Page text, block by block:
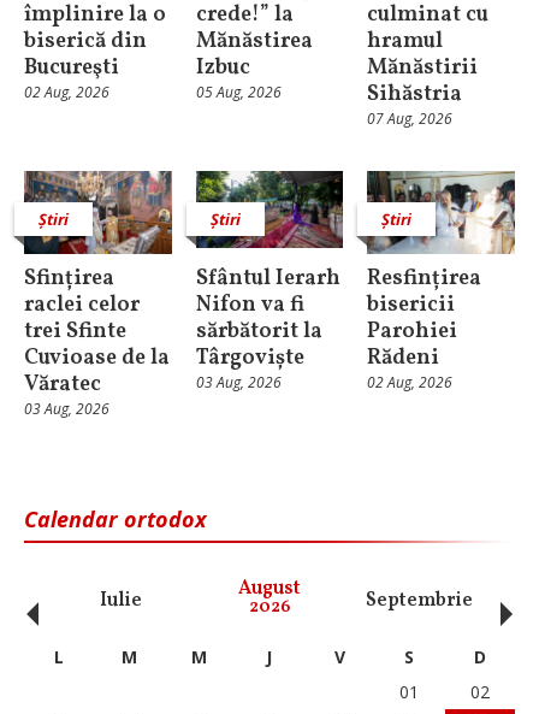
împlinire la o
biserică din
Bucureşti
02 Aug, 2026
crede!” la
Mănăstirea
Izbuc
05 Aug, 2026
culminat cu
hramul
Mănăstirii
Sihăstria
07 Aug, 2026
Știri
Sfințirea
raclei celor
trei Sfinte
Cuvioase de la
Văratec
03 Aug, 2026
Știri
Sfântul Ierarh
Nifon va fi
sărbătorit la
Târgoviște
03 Aug, 2026
Știri
Resfințirea
bisericii
Parohiei
Rădeni
02 Aug, 2026
Calendar ortodox
Iulie August
2026 Septembrie
‹ L M M J V S
D
01
02